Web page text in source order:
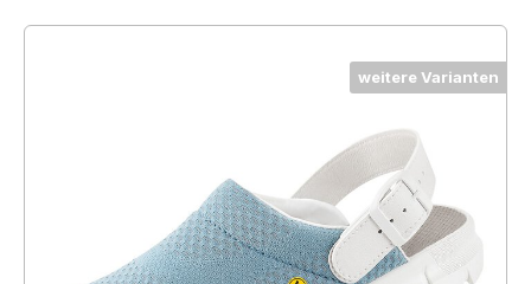
weitere Varianten